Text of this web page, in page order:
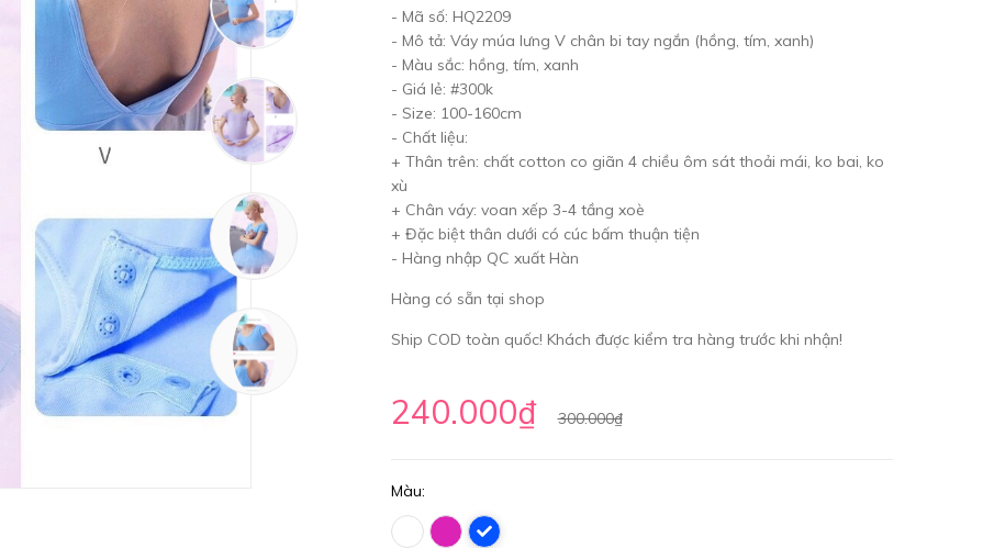
- Mã số: HQ2209
- Mô tả: Váy múa lưng V chân bi tay ngắn (hồng, tím, xanh)
- Màu sắc: hồng, tím, xanh
- Giá lẻ: #300k
- Size: 100-160cm
- Chất liệu:
+ Thân trên: chất cotton co giãn 4 chiều ôm sát thoải mái, ko bai, ko
xù
+ Chân váy: voan xếp 3-4 tầng xoè
+ Đặc biệt thân dưới có cúc bấm thuận tiện
- Hàng nhập QC xuất Hàn
Hàng có sẵn tại shop
Ship COD toàn quốc! Khách được kiểm tra hàng trước khi nhận!
240.000₫ 300.000₫
Màu: